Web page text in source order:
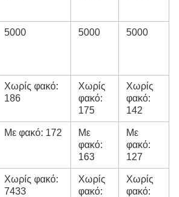
5000 5000 5000
Χωρίς φακό:
186
Χωρίς
φακό:
175
Χωρίς
φακό:
142
Με φακό: 172
Με
φακό:
163
Με
φακό:
127
Χωρίς φακό:
7433
Χωρίς
φακό:
Χωρίς
φακό: